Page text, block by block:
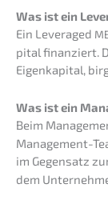
Was ist ein
Ein Lever­a­ged
pi­tal finan­ziert.
Eigen­ka­pi­tal,
Was ist ein
Beim
Manage­ment-
im Gegen­satz
dem